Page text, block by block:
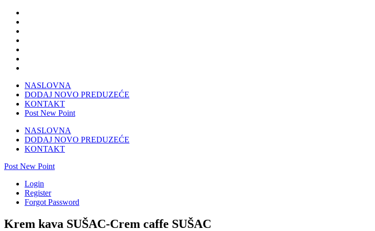
NASLOVNA
DODAJ NOVO PREDUZEĆE
KONTAKT
Post New Point
NASLOVNA
DODAJ NOVO PREDUZEĆE
KONTAKT
Post New Point
Login
Register
Forgot Password
Krem kava SUŠAC-Crem caffe SUŠAC